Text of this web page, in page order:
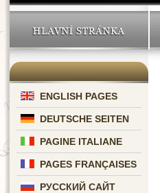
HLAVNÍ STRÁNKA
ENGLISH PAGES
DEUTSCHE SEITEN
PAGINE ITALIANE
PAGES FRANÇAISES
РУССКИЙ САЙТ